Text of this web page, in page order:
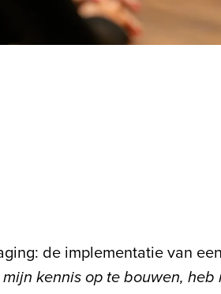
de implementatie van
kennis op te bouwen, heb